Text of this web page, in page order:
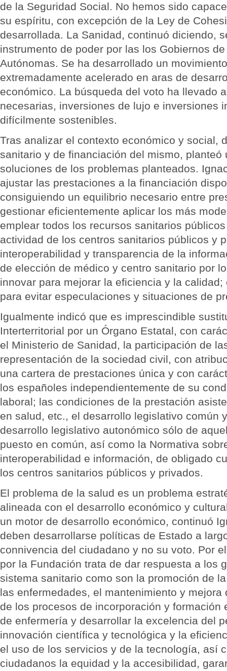
de la Seguridad Social. No hemos sido
su espíritu, con excepción de la Ley de
desarrollada. La Sanidad, continuó diciendo,
instrumento de poder por las los Gobiernos
Autónomas. Se ha desarrollado un
extremadamente acelerado en aras de
económico. La búsqueda del voto ha llevado
necesarias, inversiones de lujo e inversiones
difícilmente sostenibles.
Tras analizar el contexto económico y social,
sanitario y de financiación del mismo, planteó
soluciones de los problemas planteados.
ajustar las prestaciones a la financiación
consiguiendo un equilibrio necesario entre
gestionar eficientemente aplicar los más
emplear todos los recursos sanitarios
actividad de los centros sanitarios públicos y
interoperabilidad y transparencia de la
de elección de médico y centro sanitario por
innovar para mejorar la eficiencia y la
para evitar especulaciones y situaciones de
Igualmente indicó que es imprescindible
Interterritorial por un Órgano Estatal, con
el Ministerio de Sanidad, la participación de
representación de la sociedad civil, con
una cartera de prestaciones única y con
los españoles independientemente de su
laboral; las condiciones de la prestación
en salud, etc., el desarrollo legislativo común
desarrollo legislativo autonómico sólo de
puesto en común, así como la Normativa
interoperabilidad e información, de obligado
los centros sanitarios públicos y privados.
El problema de la salud es un problema
alineada con el desarrollo económico y
un motor de desarrollo económico, continuó
deben desarrollarse políticas de Estado a
connivencia del ciudadano y no su voto. Por
por la Fundación trata de dar respuesta a los
sistema sanitario como son la promoción de
las enfermedades, el mantenimiento y mejora
de los procesos de incorporación y formación
de enfermería y desarrollar la excelencia del
innovación científica y tecnológica y la
el uso de los servicios y de la tecnología, así
ciudadanos la equidad y la accesibilidad,